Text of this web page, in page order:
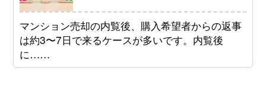
マンション売却の内覧後、購入希望者からの返事
は約3〜7日で来るケースが多いです。内覧後
に……